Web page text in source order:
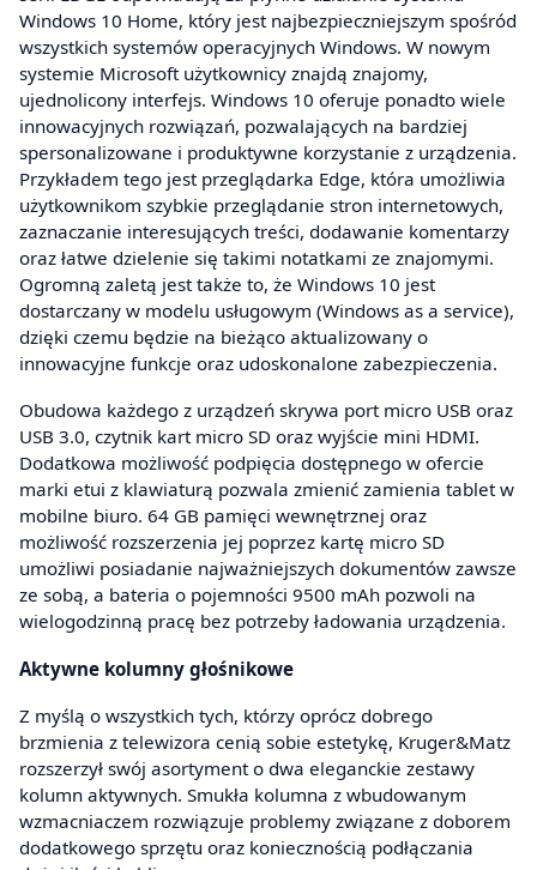
Windows 10 Home, który jest najbezpieczniejszym spośród
wszystkich systemów operacyjnych Windows. W nowym
systemie Microsoft użytkownicy znajdą znajomy,
ujednolicony interfejs. Windows 10 oferuje ponadto wiele
innowacyjnych rozwiązań, pozwalających na bardziej
spersonalizowane i produktywne korzystanie z urządzenia.
Przykładem tego jest przeglądarka Edge, która umożliwia
użytkownikom szybkie przeglądanie stron internetowych,
zaznaczanie interesujących treści, dodawanie komentarzy
oraz łatwe dzielenie się takimi notatkami ze znajomymi.
Ogromną zaletą jest także to, że Windows 10 jest
dostarczany w modelu usługowym (Windows as a service),
dzięki czemu będzie na bieżąco aktualizowany o
innowacyjne funkcje oraz udoskonalone zabezpieczenia.
Obudowa każdego z urządzeń skrywa port micro USB oraz
USB 3.0, czytnik kart micro SD oraz wyjście mini HDMI.
Dodatkowa możliwość podpięcia dostępnego w ofercie
marki etui z klawiaturą pozwala zmienić zamienia tablet w
mobilne biuro. 64 GB pamięci wewnętrznej oraz
możliwość rozszerzenia jej poprzez kartę micro SD
umożliwi posiadanie najważniejszych dokumentów zawsze
ze sobą, a bateria o pojemności 9500 mAh pozwoli na
wielogodzinną pracę bez potrzeby ładowania urządzenia.
Aktywne kolumny głośnikowe
Z myślą o wszystkich tych, którzy oprócz dobrego
brzmienia z telewizora cenią sobie estetykę, Kruger&Matz
rozszerzył swój asortyment o dwa eleganckie zestawy
kolumn aktywnych. Smukła kolumna z wbudowanym
wzmacniaczem rozwiązuje problemy związane z doborem
dodatkowego sprzętu oraz koniecznością podłączania